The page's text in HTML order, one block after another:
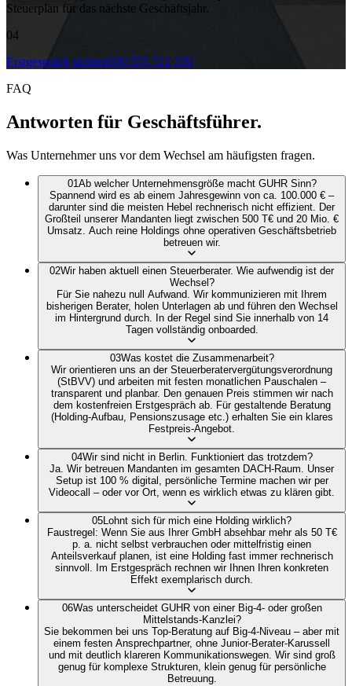
Steuerplan für das nächste Geschäftsjahr.
04
Erstgespräch sichern030 555 721 370
FAQ
Antworten für Geschäftsführer.
Was Unternehmer uns vor dem Wechsel am häufigsten fragen.
01Ab welcher Unternehmensgröße macht GUHR Sinn?
Spannend wird es ab einem Jahresgewinn von ca. 100.000 € –
darunter sind die meisten Hebel rechnerisch nicht effizient. Der
Großteil unserer Mandanten liegt zwischen 500 T€ und 20 Mio. €
Umsatz. Auch reine Holdings ohne operativen Geschäftsbetrieb
betreuen wir.
02Wir haben aktuell einen Steuerberater. Wie aufwendig ist der
Wechsel?
Für Sie nahezu null Aufwand. Wir kommunizieren mit Ihrem
bisherigen Berater, holen Unterlagen ab und führen den Wechsel
im Hintergrund durch. In der Regel sind Sie innerhalb von 14
Tagen vollständig onboarded.
03Was kostet die Zusammenarbeit?
Wir orientieren uns an der Steuerberatervergütungsverordnung
(StBVV) und arbeiten mit festen monatlichen Pauschalen –
transparent und planbar. Den genauen Preis stimmen wir nach
dem kostenfreien Erstgespräch ab. Für gestaltende Beratung
(Holding-Aufbau, Pensionszusage etc.) erhalten Sie ein klares
Festpreis-Angebot.
04Wir sind nicht in Berlin. Funktioniert das trotzdem?
Ja. Wir betreuen Mandanten im gesamten DACH-Raum. Unser
Setup ist 100 % digital, persönliche Termine machen wir per
Videocall – oder vor Ort, wenn es wirklich etwas zu klären gibt.
05Lohnt sich für mich eine Holding wirklich?
Faustregel: Wenn Sie aus Ihrer GmbH absehbar mehr als 50 T€
p. a. nicht selbst verbrauchen oder mittelfristig einen
Anteilsverkauf planen, ist eine Holding fast immer rechnerisch
sinnvoll. Im Erstgespräch rechnen wir Ihnen Ihren konkreten
Effekt exemplarisch durch.
06Was unterscheidet GUHR von einer Big-4- oder großen
Mittelstands-Kanzlei?
Sie bekommen bei uns Top-Beratung auf Big-4-Niveau – aber mit
einem festen Ansprechpartner, ohne Junior-Berater-Karussell
und mit deutlich klareren Kommunikationswegen. Wir sind groß
genug für komplexe Strukturen, klein genug für persönliche
Betreuung.